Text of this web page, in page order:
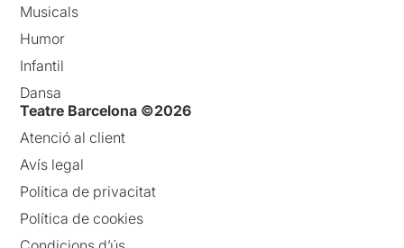
Musicals
Humor
Infantil
Dansa
Teatre Barcelona ©2026
Atenció al client
Avís legal
Política de privacitat
Política de cookies